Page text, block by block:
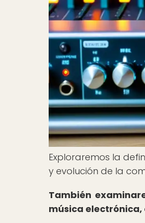
Exploraremos la
y evolución de la
También
música electrónica,